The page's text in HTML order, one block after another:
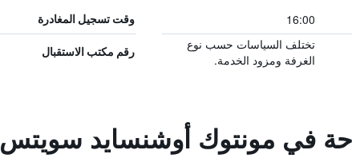
16:00 وقت تسجيل المغادرة
تختلف السياسات حسب نوع
الغرفة ومزود الخدمة.
رقم مكتب الاستقبال
في مونتوك أوشنسايد سويتس